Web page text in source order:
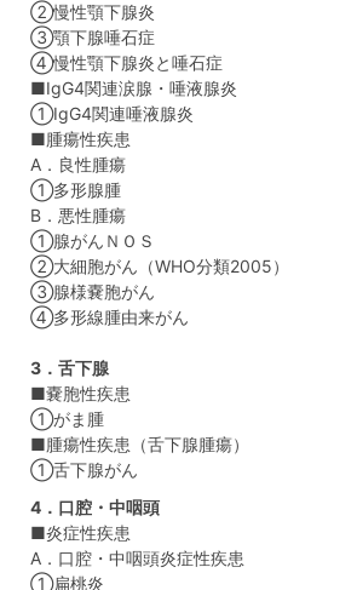
②慢性顎下腺炎
③顎下腺唾石症
④慢性顎下腺炎と唾石症
■IgG4関連涙腺・唾液腺炎
①IgG4関連唾液腺炎
■腫瘍性疾患
A．良性腫瘍
①多形腺腫
B．悪性腫瘍
①腺がんＮＯＳ
②大細胞がん（WHO分類2005）
③腺様嚢胞がん
④多形線腫由来がん
3．舌下腺
■嚢胞性疾患
①がま腫
■腫瘍性疾患（舌下腺腫瘍）
①舌下腺がん
4．口腔・中咽頭
■炎症性疾患
A．口腔・中咽頭炎症性疾患
①扁桃炎